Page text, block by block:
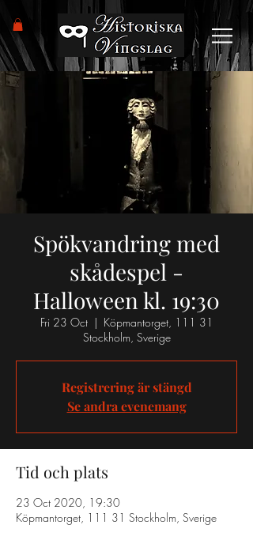
Spökvandring med
skådespel -
Halloween kl. 19:30
Fri 23 Oct
  |
Köpmantorget, 111 31
Stockholm, Sverige
Registrering är stängd
Se andra evenemang
Tid och plats
23 Oct 2020, 19:30
Köpmantorget, 111 31 Stockholm, Sverige